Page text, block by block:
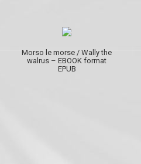
Morso le morse / Wally the
walrus – EBOOK format
EPUB